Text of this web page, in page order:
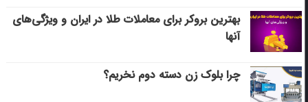
بهترین بروکر برای معاملات طلا در ایران و ویژگی‌های
آنها
چرا بلوک زن دسته دوم نخریم؟